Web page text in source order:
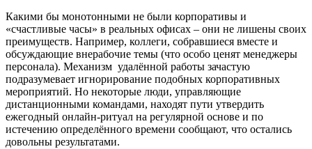
Какими бы монотонными не были корпоративы и
«счастливые часы» в реальных офисах – они не лишены своих
преимуществ. Например, коллеги, собравшиеся вместе и
обсуждающие внерабочие темы (что особо ценят менеджеры
персонала). Механизм удалённой работы зачастую
подразумевает игнорирование подобных корпоративных
мероприятий. Но некоторые люди, управляющие
дистанционными командами, находят пути утвердить
ежегодный онлайн-ритуал на регулярной основе и по
истечению определённого времени сообщают, что остались
довольны результатами.